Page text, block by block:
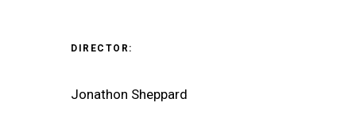
DIRECTOR:
Jonathon Sheppard